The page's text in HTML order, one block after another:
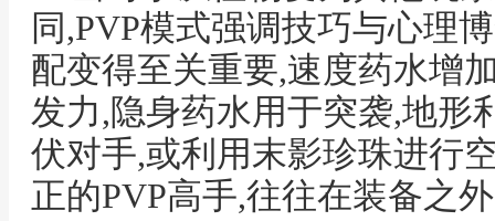
同,PVP模式强调技巧与心理
配变得至关重要,速度药水增
发力,隐身药水用于突袭,地形
伏对手,或利用末影珍珠进行
正的PVP高手,往往在装备之